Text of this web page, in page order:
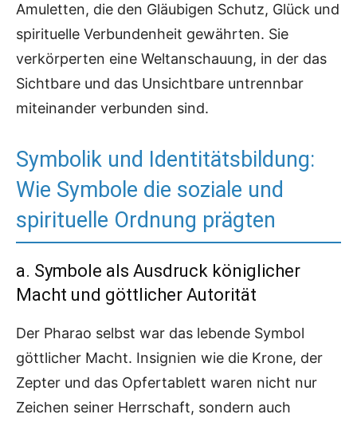
Amuletten, die den Gläubigen Schutz, Glück und
spirituelle Verbundenheit gewährten. Sie
verkörperten eine Weltanschauung, in der das
Sichtbare und das Unsichtbare untrennbar
miteinander verbunden sind.
Symbolik und Identitätsbildung:
Wie Symbole die soziale und
spirituelle Ordnung prägten
a. Symbole als Ausdruck königlicher
Macht und göttlicher Autorität
Der Pharao selbst war das lebende Symbol
göttlicher Macht. Insignien wie die Krone, der
Zepter und das Opfertablett waren nicht nur
Zeichen seiner Herrschaft, sondern auch